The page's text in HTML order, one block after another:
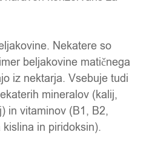
Nekatere so
beljakovine matičnega
iz nektarja. Vsebuje tudi
mineralov (kalij,
in vitaminov (B1, B2,
in piridoksin).